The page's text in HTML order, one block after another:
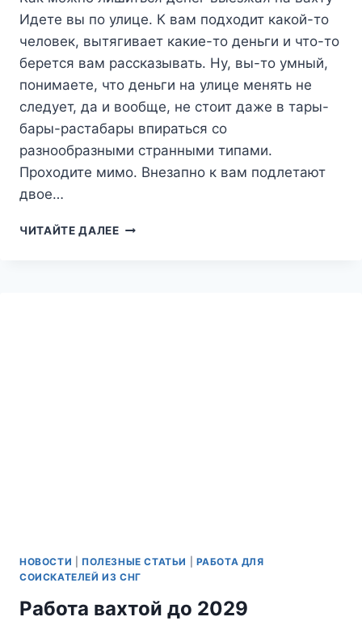
Идете вы по улице. К вам подходит какой-то
человек, вытягивает какие-то деньги и что-то
берется вам рассказывать. Ну, вы-то умный,
понимаете, что деньги на улице менять не
следует, да и вообще, не стоит даже в тары-
бары-растабары впираться со
разнообразными странными типами.
Проходите мимо. Внезапно к вам подлетают
двое…
ЧИТАЙТЕ ДАЛЕЕРАЗВОД
НОВОСТИ ПОЛЕЗНЫЕ СТАТЬИ
РАБОТА ДЛЯ
СОИСКАТЕЛЕЙ ИЗ СНГ
Работа вахтой до 2029